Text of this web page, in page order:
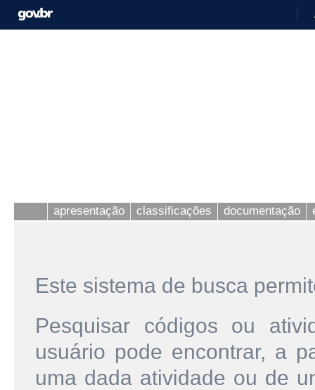
apresentação classificações documentação
Este sistema de busca
Pesquisar códigos ou
usuário pode encontrar, a
uma dada atividade ou de